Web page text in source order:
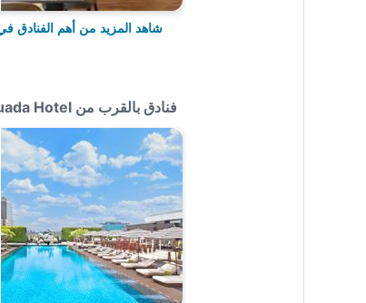
شاهد المزيد من أهم الفنادق في
فنادق بالقرب من Huada Hotel